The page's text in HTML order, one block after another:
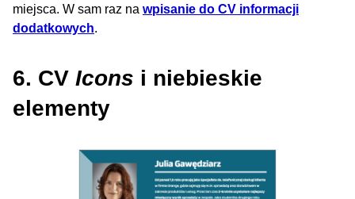
miejsca. W sam raz na wpisanie do CV informacji
dodatkowych.
6. CV Icons i niebieskie
elementy